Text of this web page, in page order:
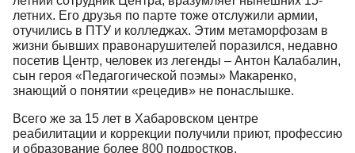
летних. Его друзья по парте тоже отслужили армии,
отучились в ПТУ и колледжах. Этим метаморфозам в
жизни бывших правонарушителей поразился, недавно
посетив Центр, человек из легенды – Антон Калабалин,
сын героя «Педагогической поэмы» Макаренко,
знающий о понятии «рецедив» не понаслышке.
Всего же за 15 лет в Хабаровском центре
реабилитации и коррекции получили приют, профессию
и образование более 800 подростков.